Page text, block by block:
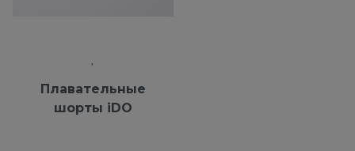
Плавательные
шорты iDO